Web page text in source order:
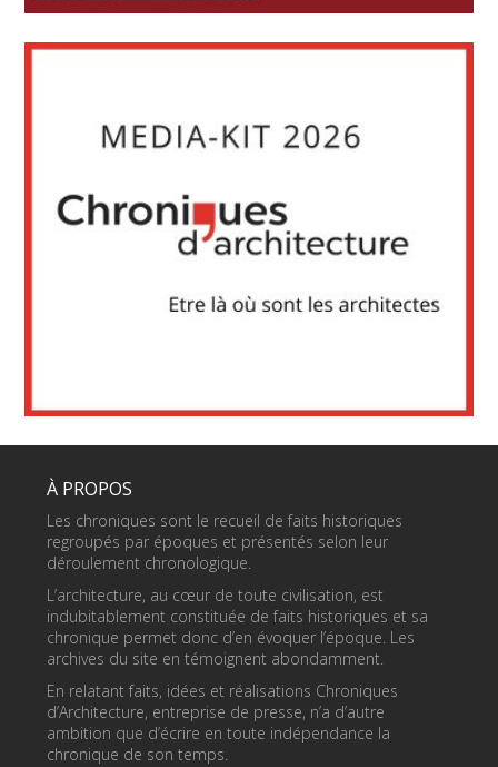
À PROPOS
Les chroniques sont le recueil de faits historiques
regroupés par époques et présentés selon leur
déroulement chronologique.
L’architecture, au cœur de toute civilisation, est
indubitablement constituée de faits historiques et sa
chronique permet donc d’en évoquer l’époque. Les
archives du site en témoignent abondamment.
En relatant faits, idées et réalisations Chroniques
d’Architecture, entreprise de presse, n’a d’autre
ambition que d’écrire en toute indépendance la
chronique de son temps.